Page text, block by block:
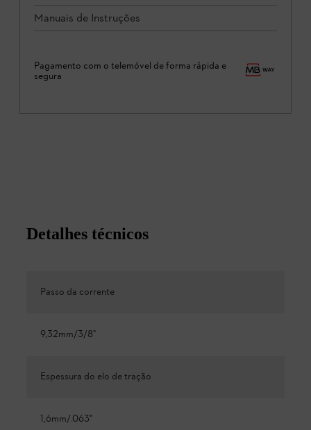
Manuais de Instruções
Pagamento com o telemóvel de forma rápida e
segura
Detalhes técnicos
Passo da corrente
9,32mm/3/8"
Espessura do elo de tração
1,6mm/.063"